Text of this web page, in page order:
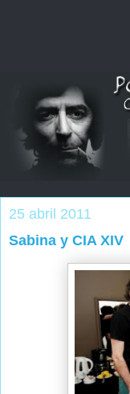
25 abril 2011
Sabina y CIA XIV